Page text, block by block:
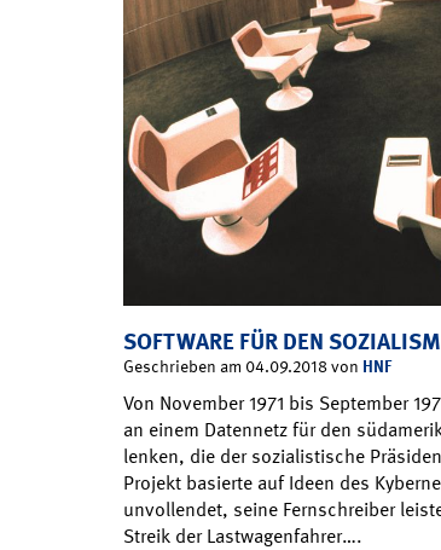
SOFTWARE FÜR DEN
Geschrieben am 04.09.2018 von HNF
Von November 1971 bis September
an einem Datennetz für den
lenken, die der sozialistische
Projekt basierte auf Ideen des
unvollendet, seine Fernschreiber
Streik der Lastwagenfahrer….